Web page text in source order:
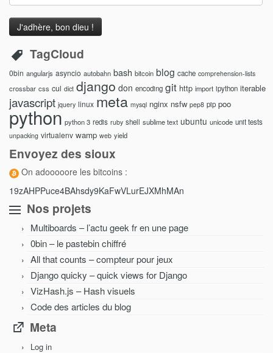
Address
TagCloud
0bin angularjs asyncio autobahn bash bitcoin blog cache comprehension-lists
crossbar css cul dict django don encoding git http import ipython iterable
javascript jquery linux meta mysql nginx nsfw pep8 pip poo
python python 3 redis ruby shell sublime text ubuntu unicode unit tests
unpacking virtualenv wamp web yield
Envoyez des sioux
On adooooore les bitcoins :
19zAHPPuce4BAhsdy9KaFwVLurEJXMhMAn
Nos projets
Multiboards – l’actu geek fr en une page
0bin – le pastebin chiffré
All that counts – compteur pour jeux
Django quicky – quick views for Django
VizHash.js – Hash visuels
Code des articles du blog
Meta
Log in